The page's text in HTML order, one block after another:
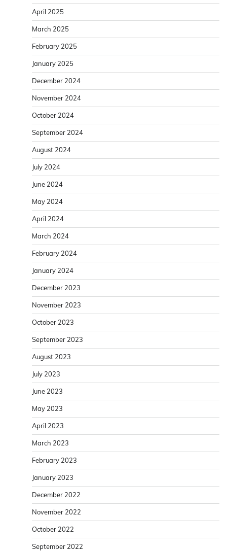
April 2025
March 2025
February 2025
January 2025
December 2024
November 2024
October 2024
September 2024
August 2024
July 2024
June 2024
May 2024
April 2024
March 2024
February 2024
January 2024
December 2023
November 2023
October 2023
September 2023
August 2023
July 2023
June 2023
May 2023
April 2023
March 2023
February 2023
January 2023
December 2022
November 2022
October 2022
September 2022